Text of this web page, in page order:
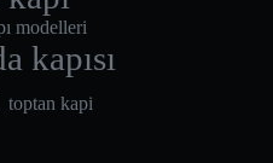
modelleri
kapısı
toptan kapi